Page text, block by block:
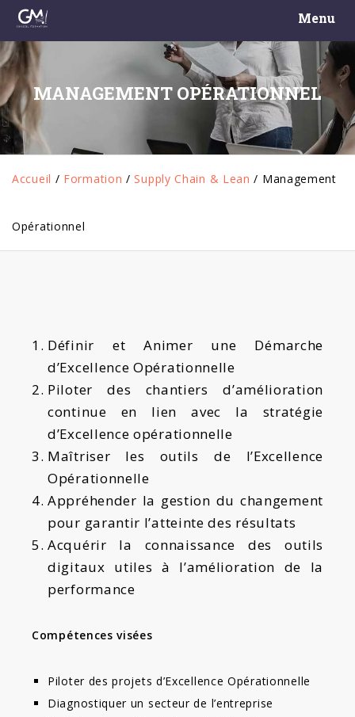
Menu
MANAGEMENT OPÉRATIONNEL
Accueil / Formation / Supply Chain & Lean / Management
Opérationnel
Définir et Animer une Démarche
d’Excellence Opérationnelle
Piloter des chantiers d’amélioration
continue en lien avec la stratégie
d’Excellence opérationnelle
Maîtriser les outils de l’Excellence
Opérationnelle
Appréhender la gestion du changement
pour garantir l’atteinte des résultats
Acquérir la connaissance des outils
digitaux utiles à l’amélioration de la
performance
Compétences visées
Piloter des projets d’Excellence Opérationnelle
Diagnostiquer un secteur de l’entreprise